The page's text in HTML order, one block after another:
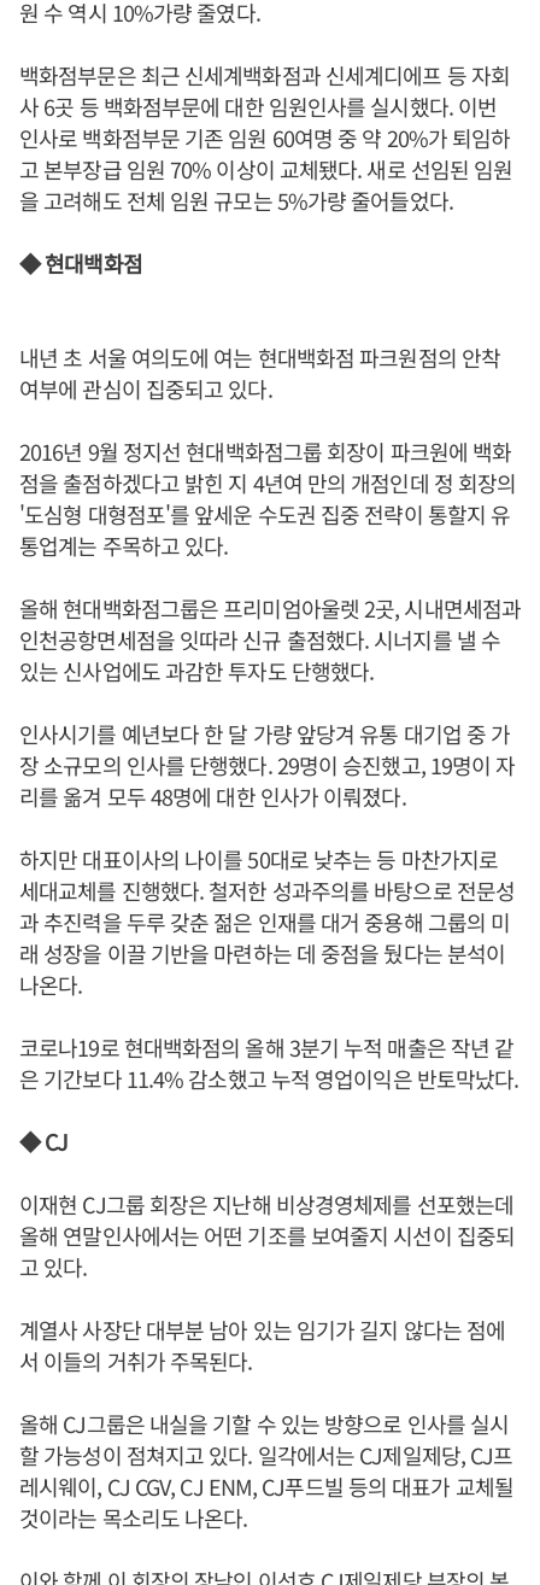
원 수 역시 10%가량 줄였다.
백화점부문은 최근 신세계백화점과 신세계디에프 등 자회
사 6곳 등 백화점부문에 대한 임원인사를 실시했다. 이번
인사로 백화점부문 기존 임원 60여명 중 약 20%가 퇴임하
고 본부장급 임원 70% 이상이 교체됐다. 새로 선임된 임원
을 고려해도 전체 임원 규모는 5%가량 줄어들었다.
◆ 현대백화점
내년 초 서울 여의도에 여는 현대백화점 파크원점의 안착
여부에 관심이 집중되고 있다.
2016년 9월 정지선 현대백화점그룹 회장이 파크원에 백화
점을 출점하겠다고 밝힌 지 4년여 만의 개점인데 정 회장의
'도심형 대형점포'를 앞세운 수도권 집중 전략이 통할지 유
통업계는 주목하고 있다.
올해 현대백화점그룹은 프리미엄아울렛 2곳, 시내면세점과
인천공항면세점을 잇따라 신규 출점했다. 시너지를 낼 수
있는 신사업에도 과감한 투자도 단행했다.
인사시기를 예년보다 한 달 가량 앞당겨 유통 대기업 중 가
장 소규모의 인사를 단행했다. 29명이 승진했고, 19명이 자
리를 옮겨 모두 48명에 대한 인사가 이뤄졌다.
하지만 대표이사의 나이를 50대로 낮추는 등 마찬가지로
세대교체를 진행했다. 철저한 성과주의를 바탕으로 전문성
과 추진력을 두루 갖춘 젊은 인재를 대거 중용해 그룹의 미
래 성장을 이끌 기반을 마련하는 데 중점을 뒀다는 분석이
나온다.
코로나19로 현대백화점의 올해 3분기 누적 매출은 작년 같
은 기간보다 11.4% 감소했고 누적 영업이익은 반토막났다.
◆ CJ
이재현 CJ그룹 회장은 지난해 비상경영체제를 선포했는데
올해 연말인사에서는 어떤 기조를 보여줄지 시선이 집중되
고 있다.
계열사 사장단 대부분 남아 있는 임기가 길지 않다는 점에
서 이들의 거취가 주목된다.
올해 CJ그룹은 내실을 기할 수 있는 방향으로 인사를 실시
할 가능성이 점쳐지고 있다. 일각에서는 CJ제일제당, CJ프
레시웨이, CJ CGV, CJ ENM, CJ푸드빌 등의 대표가 교체될
것이라는 목소리도 나온다.